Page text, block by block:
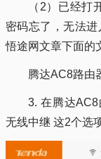
（2）已经打
密码忘了，无法
悟途网文章下面的
腾达AC8路由
3. 在腾达
无线中继 这2个选